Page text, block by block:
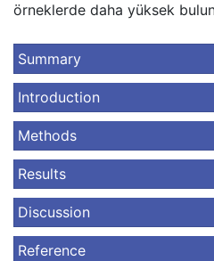
örneklerde daha yüksek
Summary
Introduction
Methods
Results
Discussion
Reference